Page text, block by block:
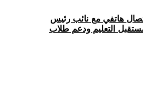
هاتفي مع نائب رئيس
التعليم ودعم طلاب